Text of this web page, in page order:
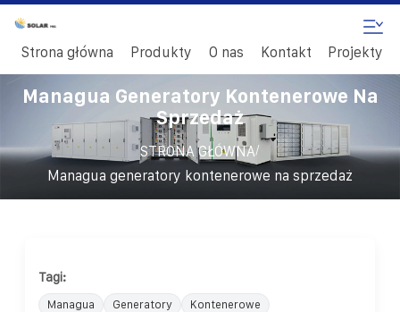
Strona główna Produkty O nas Kontakt Projekty
Managua Generatory Kontenerowe Na
Sprzedaż
STRONA GŁÓWNA/
Managua generatory kontenerowe na sprzedaż
Tagi:
Managua Generatory Kontenerowe